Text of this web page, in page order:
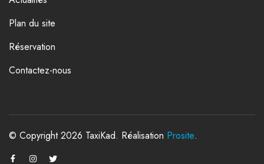
Plan du site
Réservation
Contactez-nous
© Copyright 2026 TaxiKad. Réalisation Prosite.